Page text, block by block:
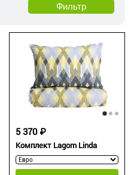
Фильтр
Комплект Lagom Linda
5 370 ₽